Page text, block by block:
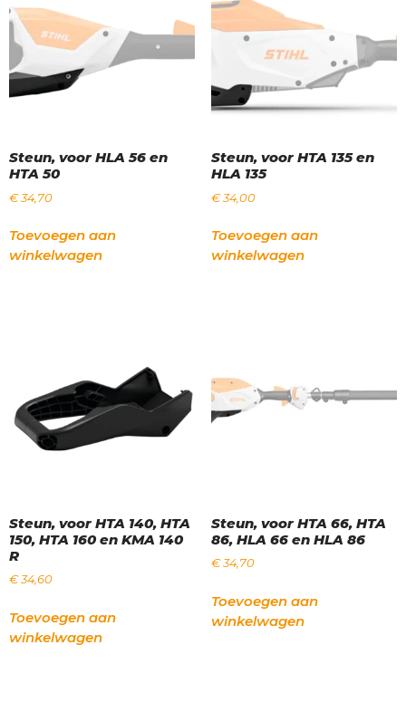
Steun, voor HLA 56 en
HTA 50
€34,70
Toevoegen aan
winkelwagen
Steun, voor HTA 135 en
HLA 135
€34,00
Toevoegen aan
winkelwagen
Steun, voor HTA 140, HTA
150, HTA 160 en KMA 140
R
€34,60
Toevoegen aan
winkelwagen
Steun, voor HTA 66, HTA
86, HLA 66 en HLA 86
€34,70
Toevoegen aan
winkelwagen